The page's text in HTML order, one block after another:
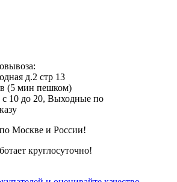
д.2 стр 13
(5 мин пешком)
10 до 20, Выходные по
по Москве и России!
круглосуточно!